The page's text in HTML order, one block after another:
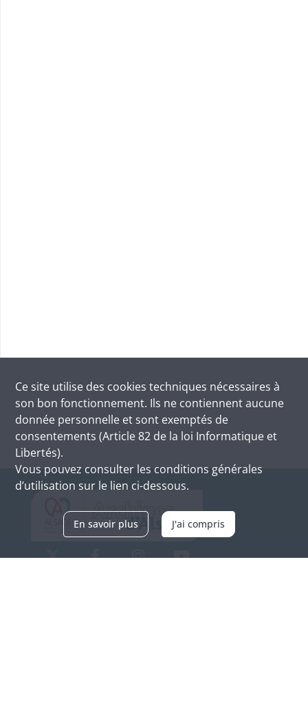
Ce site utilise des cookies techniques nécessaires à
son bon fonctionnement. Ils ne contiennent aucune
donnée personnelle et sont exemptés de
consentements (Article 82 de la loi Informatique et
Libertés).
Vous pouvez consulter les conditions générales
d’utilisation sur le lien ci-dessous.
En savoir plus J'ai compris